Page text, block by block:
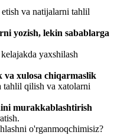
va natijalarni tahlil
yozish, lekin sabablarga
yaxshilash
xulosa chiqarmaslik
tahlil qilish va xatolarni
murakkablashtirish
o'rganmoqchimisiz?